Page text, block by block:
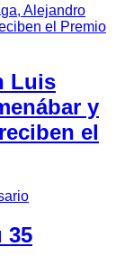
Luis
y
el
35